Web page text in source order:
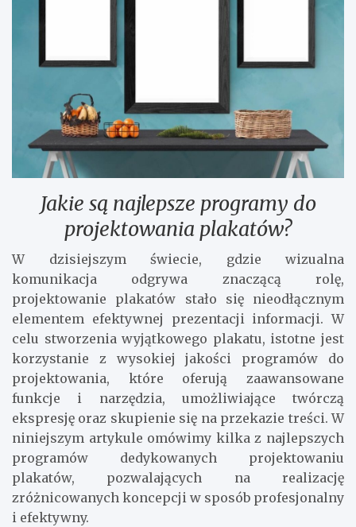
Jakie są najlepsze programy do
projektowania plakatów?
W dzisiejszym świecie, gdzie wizualna
komunikacja odgrywa znaczącą rolę,
projektowanie plakatów stało się nieodłącznym
elementem efektywnej prezentacji informacji. W
celu stworzenia wyjątkowego plakatu, istotne jest
korzystanie z wysokiej jakości programów do
projektowania, które oferują zaawansowane
funkcje i narzędzia, umożliwiające twórczą
ekspresję oraz skupienie się na przekazie treści. W
niniejszym artykule omówimy kilka z najlepszych
programów dedykowanych projektowaniu
plakatów, pozwalających na realizację
zróżnicowanych koncepcji w sposób profesjonalny
i efektywny.